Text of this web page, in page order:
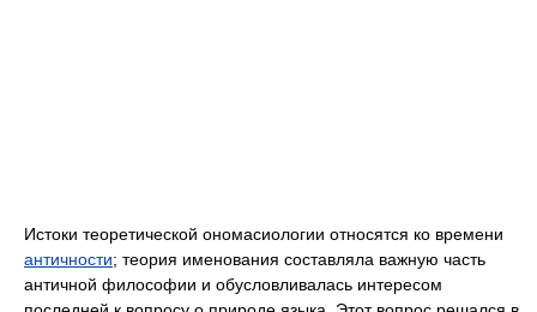
Истоки теоретической ономасиологии относятся ко времени
античности; теория именования составляла важную часть
античной философии и обусловливалась интересом